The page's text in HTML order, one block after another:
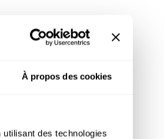
À propos des cookies
des technologies
à vivre